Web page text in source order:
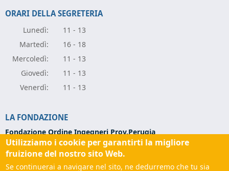
ORARI DELLA SEGRETERIA
Lunedì:
11 - 13
Martedì:
16 - 18
Mercoledì:
11 - 13
Giovedì:
11 - 13
Venerdì: 11 - 13
LA FONDAZIONE
Fondazione Ordine Ingegneri Prov.Perugia
Via Campo di Marte, 9 - 06124 Perugia
Codice Fiscale: 94139270543
Utilizziamo i cookie per garantirti la migliore
fruizione del nostro sito Web.
Se continuerai a navigare nel sito, ne dedurremo che tu sia